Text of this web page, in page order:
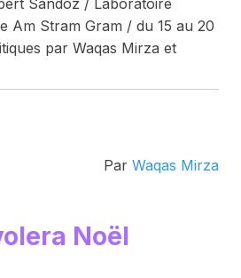
Sandoz / Laboratoire
Am Stram Gram / du 15 au 20
par Waqas Mirza et
Par Waqas Mirza
Noël